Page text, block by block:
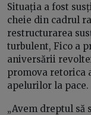
Situația a fost
cheie din cadrul
restructurarea
turbulent, Fico a
aniversării
promova retorica
apelurilor la pace.
„Avem dreptul să